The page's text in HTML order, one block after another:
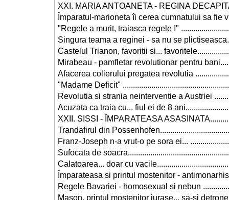
XXI. MARIA ANTOANETA - REGINA
Împaratul-marioneta îi cerea cumnatului sa fie
"Regele a murit, traiasca regele !"
Singura teama a reginei - sa nu se
Castelul Trianon, favoritii si...
Mirabeau - pamfletar revolutionar pentru
Afacerea colierului pregatea revolutia
"Madame Deficit"
Revolutia si strania neinterventie a Austriei
Acuzata ca traia cu... fiul ei de 8
XXII. SISSI - ÎMPARATEASA
Trandafirul din
Franz-Joseph n-a vrut-o pe sora ei...
Sufocata de
Calatoarea... doar cu
Împarateasa si printul mostenitor -
Regele Bavariei - homosexual si nebun
Mason, printul mostenitor jurase... sa-si